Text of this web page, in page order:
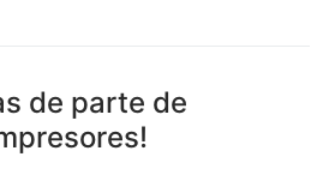
de parte de